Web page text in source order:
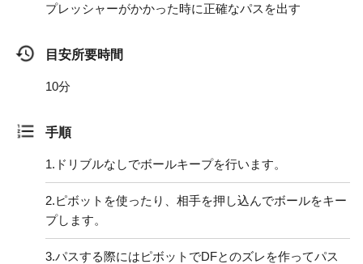
プレッシャーがかかった時に正確なパスを出す
目安所要時間
10分
手順
1. ドリブルなしでボールキープを行います。
2.ピボットを使ったり、相手を押し込んでボールをキー
プします。
3.パスする際にはピボットでDFとのズレを作ってパス